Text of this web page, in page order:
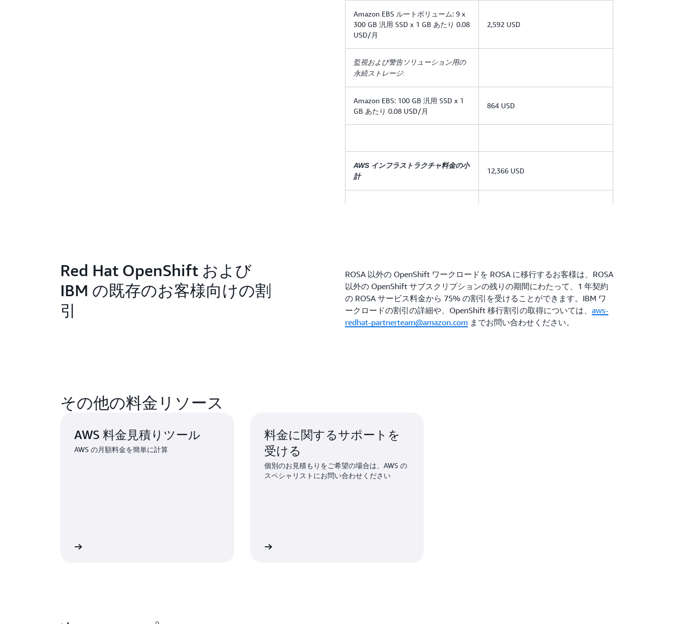
Amazon EBS ルートボリューム: 9 x
300 GB 汎用 SSD x 1 GB あたり 0.08
USD/月
2,592 USD
監視および警告ソリューション用の
永続ストレージ:
Amazon EBS: 100 GB 汎用 SSD x 1
GB あたり 0.08 USD/月
864 USD
AWS インフラストラクチャ料金の小
計
12,366 USD
推定年間合計料金** 23,556 USD
ドの数 x 1000 USD
Red Hat OpenShift および
IBM の既存のお客様向けの割
引
ROSA 以外の OpenShift ワークロードを ROSA に移行するお客様は、ROSA
以外の OpenShift サブスクリプションの残りの期間にわたって、1 年契約
の ROSA サービス料金から 75% の割引を受けることができます。IBM ワ
ークロードの割引の詳細や、OpenShift 移行割引の取得については、 aws-
redhat-partnerteam@amazon.com までお問い合わせください。
その他の料金リソース
AWS 料金見積りツール
AWS の月額料金を簡単に計算
料金に関するサポートを
受ける
個別のお見積もりをご希望の場合は、AWS の
スペシャリストにお問い合わせください